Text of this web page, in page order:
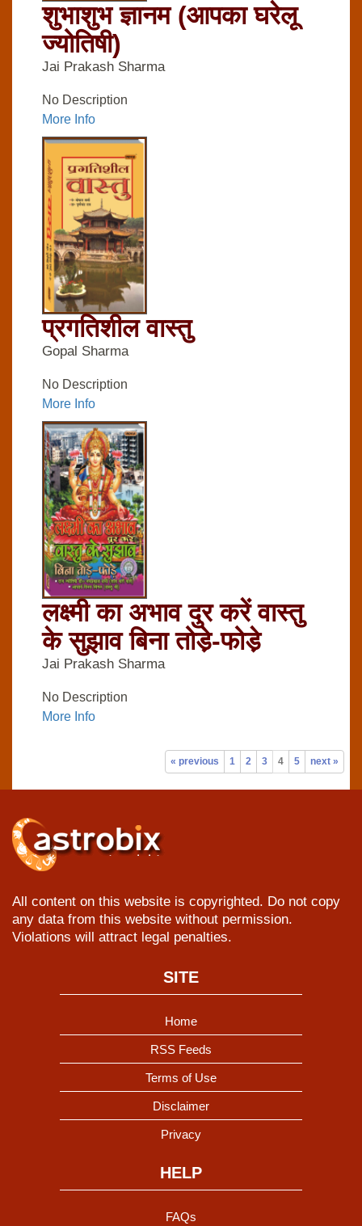
शुभाशुभ ज्ञानम (आपका घरेलू
ज्योतिषी)
Jai Prakash Sharma
No Description
More Info
प्रगतिशील वास्तु
Gopal Sharma
No Description
More Info
लक्ष्मी का अभाव दुर करें वास्तु
के सुझाव बिना तोडे़-फोडे़
Jai Prakash Sharma
No Description
More Info
« previous 1 2 3 4 5 next »
All content on this website is copyrighted. Do not copy
any data from this website without permission.
Violations will attract legal penalties.
SITE
Home
RSS Feeds
Terms of Use
Disclaimer
Privacy
HELP
FAQs